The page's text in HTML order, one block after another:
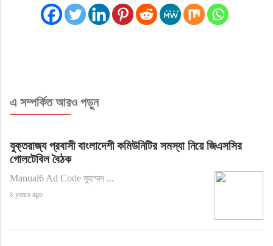
এ সম্পর্কিত আরও পড়ুন
যুক্তরাজ্য প্রবাসী বাংলাদেশী কমিউনিটির সমস্যা নিয়ে জিএসসির
গোলটেবিল বৈঠক
Manual6 Ad Code মুহাম্মদ ...
৪ years ago